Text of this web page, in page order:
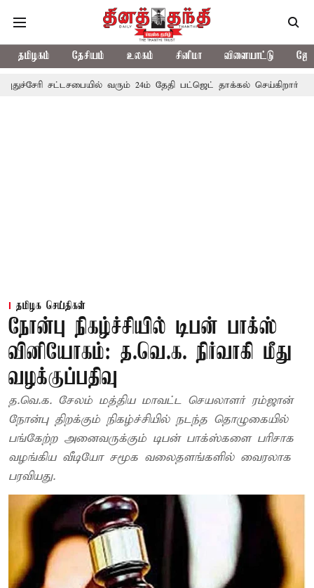
தமிழகம் தேசியம் உலகம் சினிமா விளையாட்டு
சட்டசபையில் வரும் 24ம் தேதி பட்ஜெட் தாக்கல் செய்கிறார் முதல்-
தமிழக செய்திகள்
நோன்பு நிகழ்ச்சியில் டிபன் பாக்ஸ்
வினியோகம்: த.வெ.க. நிர்வாகி மீது
வழக்குப்பதிவு
த.வெ.க. சேலம் மத்திய மாவட்ட செயலாளர் ரம்ஜான்
நோன்பு திறக்கும் நிகழ்ச்சியில் நடந்த தொழுகையில்
பங்கேற்ற அனைவருக்கும் டிபன் பாக்ஸ்களை பரிசாக
வழங்கிய வீடியோ சமூக வலைதளங்களில் வைரலாக
பரவியது.